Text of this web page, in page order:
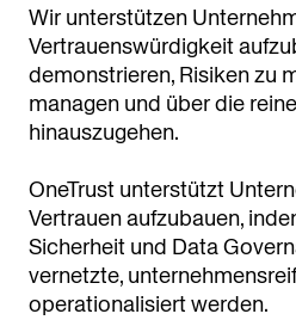
Wir unterstützen
Vertrauenswürdigkeit
demonstrieren, Risiken zu
managen und über die
hinauszugehen.
OneTrust unterstützt
Vertrauen aufzubauen,
Sicherheit und Data
vernetzte,
operationalisiert werden.